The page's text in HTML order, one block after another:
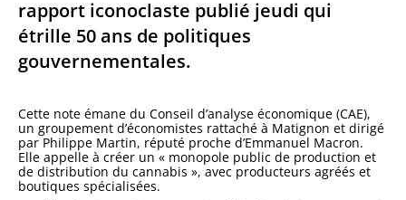
rapport iconoclaste publié jeudi qui
étrille 50 ans de politiques
gouvernementales.
Cette note émane du Conseil d’analyse économique (CAE),
un groupement d’économistes rattaché à Matignon et dirigé
par Philippe Martin, réputé proche d’Emmanuel Macron.
Elle appelle à créer un « monopole public de production et
de distribution du cannabis », avec producteurs agréés et
boutiques spécialisées.